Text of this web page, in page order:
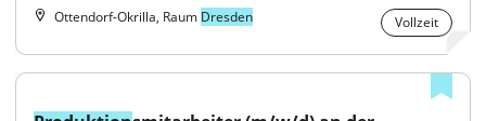
Ottendorf-Okrilla, Raum Dresden Vollzeit